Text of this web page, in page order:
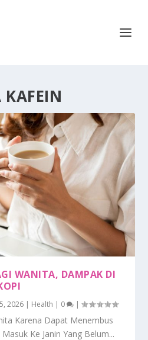
KAFEIN
WANITA, DAMPAK DI
2026 | Health | 0 |
Karena Dapat Menembus
Ke Janin Yang Belum...